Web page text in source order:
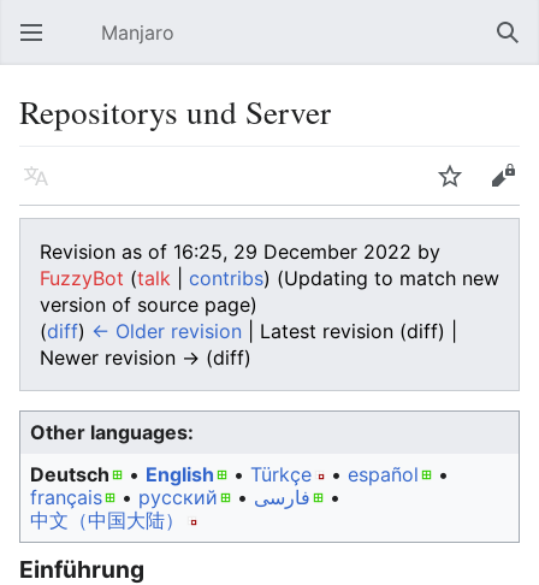
Open main menu Manjaro
Repositorys und Server
Language Watch Edit
Revision as of 16:25, 29 December 2022 by
FuzzyBot (talk contribs) (Updating to match new
version of source page)
(diff) ← Older revision | Latest revision (diff) |
Newer revision → (diff)
Other languages:
Deutsch
• ‎ English • ‎ Türkçe • ‎ español
•
français • ‎ русский • ‎ فارسی
• ‎
中文（中国大陆）‎
Einführung